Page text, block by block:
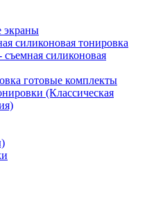
экраны
силиконовая тонировка
силиконовая
готовые комплекты
(Классическая